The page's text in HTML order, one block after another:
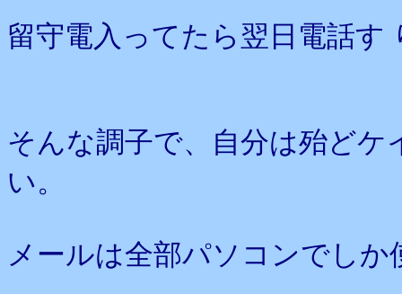
留守電入ってたら翌日電話す
そんな調子で、自分は殆ど
い。
メールは全部パソコンでしか